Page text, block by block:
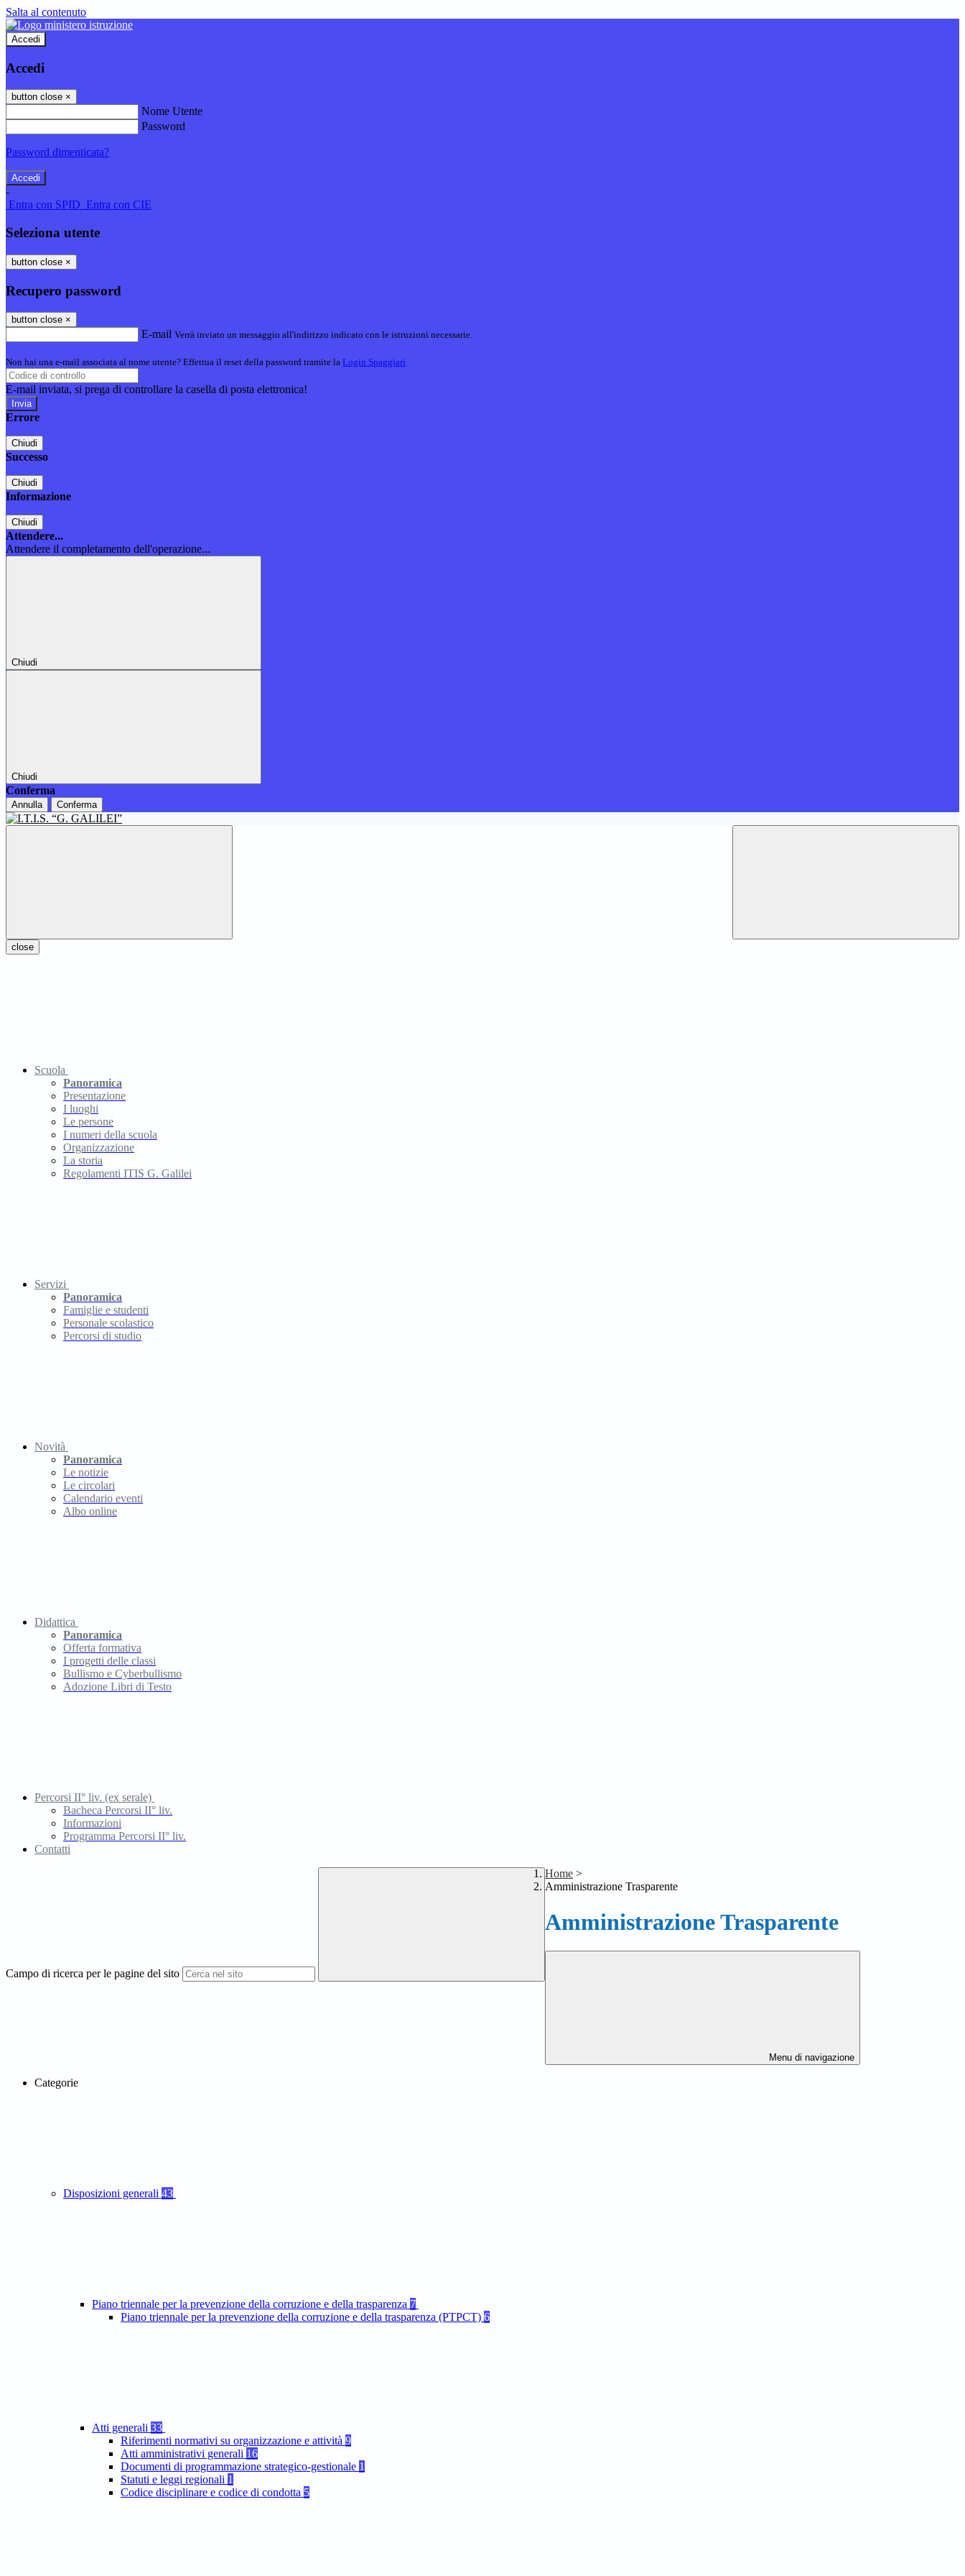
Salta al contenuto
Accedi
Accedi
button close ×
Nome Utente
Password
Password dimenticata?
-
Entra con SPID Entra con CIE
Seleziona utente
button close ×
Recupero password
button close ×
E-mail Verrà inviato un messaggio all'indirizzo indicato con le istruzioni necessarie.
Non hai una e-mail associata al nome utente? Effettua il reset della password tramite la Login Spaggiari
E-mail inviata, si prega di controllare la casella di posta elettronica!
Errore
Chiudi
Successo
Chiudi
Informazione
Chiudi
Attendere...
Attendere il completamento dell'operazione...
Chiudi
Chiudi
Conferma
Annulla Conferma
close
Scuola
Panoramica
Presentazione
I luoghi
Le persone
I numeri della scuola
Organizzazione
La storia
Regolamenti ITIS G. Galilei
Servizi
Panoramica
Famiglie e studenti
Personale scolastico
Percorsi di studio
Novità
Panoramica
Le notizie
Le circolari
Calendario eventi
Albo online
Didattica
Panoramica
Offerta formativa
I progetti delle classi
Bullismo e Cyberbullismo
Adozione Libri di Testo
Percorsi II° liv. (ex serale)
Bacheca Percorsi II° liv.
Informazioni
Programma Percorsi II° liv.
Contatti
Campo di ricerca per le pagine del sito
Home >
Amministrazione Trasparente
Amministrazione Trasparente
Menu di navigazione
Categorie
Disposizioni generali 43
Piano triennale per la prevenzione della corruzione e della trasparenza 7
Piano triennale per la prevenzione della corruzione e della trasparenza (PTPCT) 6
Atti generali 33
Riferimenti normativi su organizzazione e attività 9
Atti amministrativi generali 16
Documenti di programmazione strategico-gestionale 1
Statuti e leggi regionali 1
Codice disciplinare e codice di condotta 5